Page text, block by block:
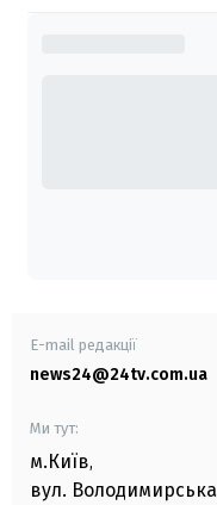
E-mail редакції
news24@24tv.com.ua
Ми тут:
м.Київ,
вул. Володимирська